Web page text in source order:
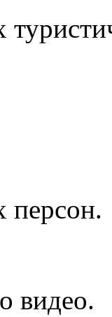
персон.
видео.